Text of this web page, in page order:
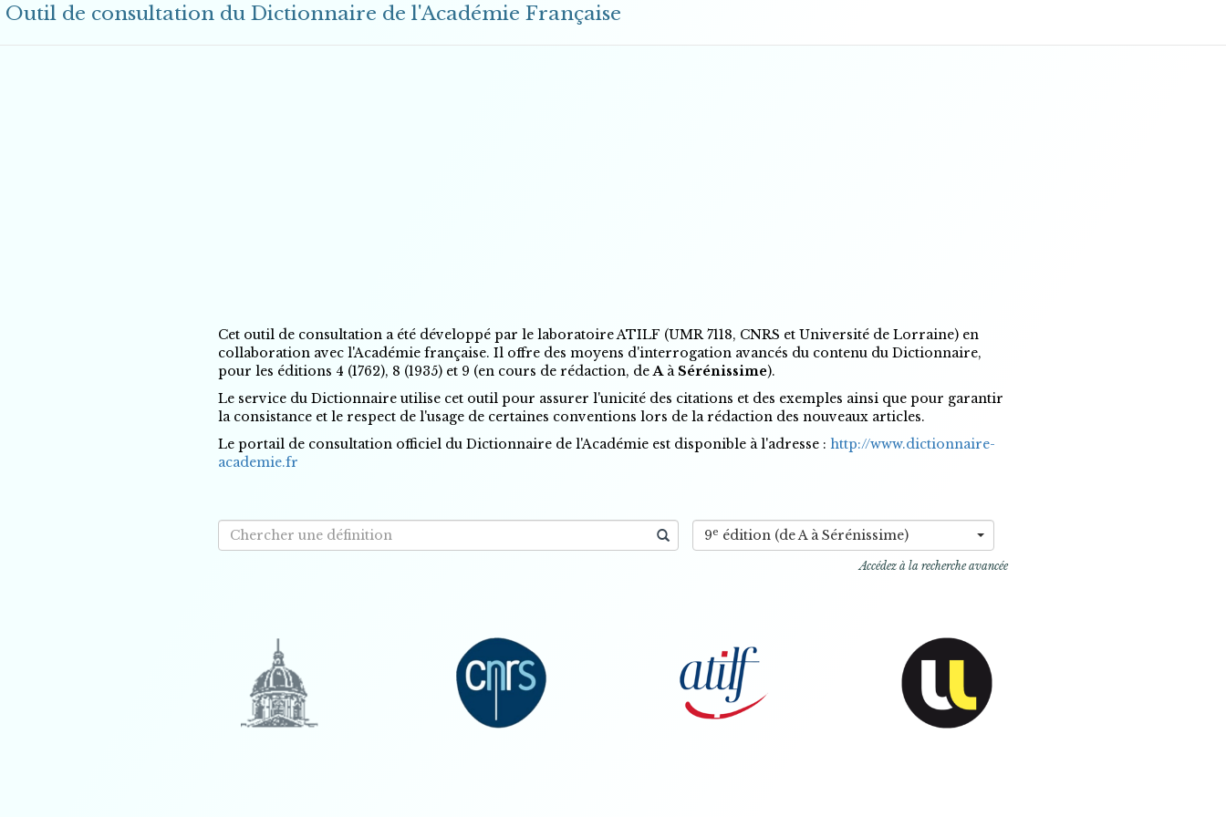
Outil de consultation du Dictionnaire de l'Académie Française
Cet outil de consultation a été développé par le laboratoire ATILF (UMR 7118, CNRS et Université de Lorraine) en
collaboration avec l'Académie française. Il offre des moyens d'interrogation avancés du contenu du Dictionnaire,
pour les éditions 4 (1762), 8 (1935) et 9 (en cours de rédaction, deAà Sérénissime).
Le service du Dictionnaire utilise cet outil pour assurer l'unicité des citations et des exemples ainsi que pour garantir
la consistance et le respect de l'usage de certaines conventions lors de la rédaction des nouveaux articles.
Le portail de consultation officiel du Dictionnaire de l'Académie est disponible à l'adresse : http://www.dictionnaire-
academie.fr
9e édition (de A à Sérénissime)
Accédez à la recherche avancée